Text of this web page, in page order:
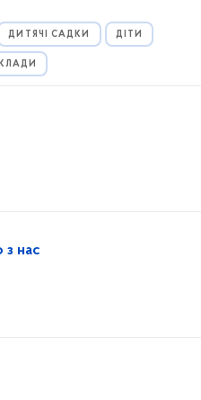
ДИТЯЧІ САДКИ ДІТИ
з нас